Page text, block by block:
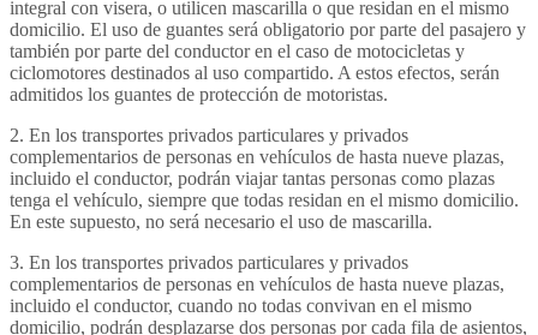
integral con visera, o utilicen mascarilla o que residan en el mismo
domicilio. El uso de guantes será obligatorio por parte del pasajero y
también por parte del conductor en el caso de motocicletas y
ciclomotores destinados al uso compartido. A estos efectos, serán
admitidos los guantes de protección de motoristas.
2. En los transportes privados particulares y privados
complementarios de personas en vehículos de hasta nueve plazas,
incluido el conductor, podrán viajar tantas personas como plazas
tenga el vehículo, siempre que todas residan en el mismo domicilio.
En este supuesto, no será necesario el uso de mascarilla.
3. En los transportes privados particulares y privados
complementarios de personas en vehículos de hasta nueve plazas,
incluido el conductor, cuando no todas convivan en el mismo
domicilio, podrán desplazarse dos personas por cada fila de asientos,